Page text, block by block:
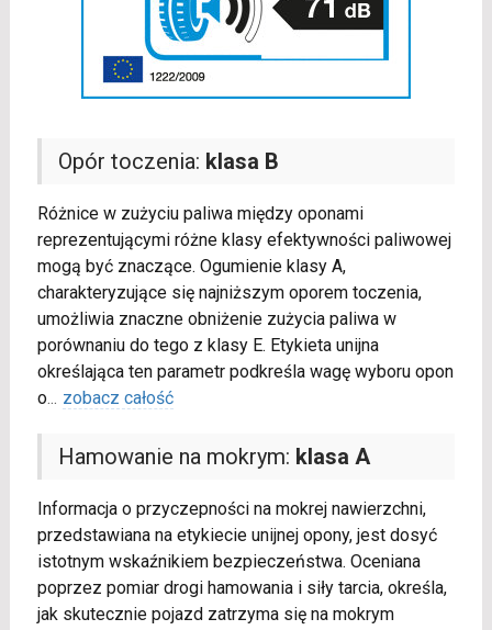
Opór toczenia: klasa B
Różnice w zużyciu paliwa między oponami
reprezentującymi różne klasy efektywności paliwowej
mogą być znaczące. Ogumienie klasy A,
charakteryzujące się najniższym oporem toczenia,
umożliwia znaczne obniżenie zużycia paliwa w
porównaniu do tego z klasy E. Etykieta unijna
określająca ten parametr podkreśla wagę wyboru opon
o... zobacz całość
Hamowanie na mokrym: klasa A
Informacja o przyczepności na mokrej nawierzchni,
przedstawiana na etykiecie unijnej opony, jest dosyć
istotnym wskaźnikiem bezpieczeństwa. Oceniana
poprzez pomiar drogi hamowania i siły tarcia, określa,
jak skutecznie pojazd zatrzyma się na mokrym